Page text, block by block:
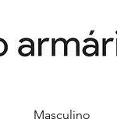
Masculino